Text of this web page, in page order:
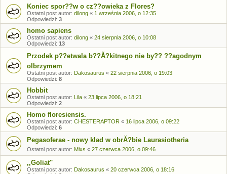
Koniec spor??w o cz??owieka z Flores?
Ostatni post autor: dilong « 1 września 2006, o 12:35
Odpowiedzi: 3
homo sapiens
Ostatni post autor: dilong « 24 sierpnia 2006, o 10:08
Odpowiedzi: 13
Przodek p??etwala b??Ă?kitnego nie by?? ??agodnym
olbrzymem
Ostatni post autor: Dakosaurus « 22 sierpnia 2006, o 19:03
Odpowiedzi: 8
Hobbit
Ostatni post autor: Lila « 23 lipca 2006, o 18:21
Odpowiedzi: 2
Homo floresiensis.
Ostatni post autor: CHESTERAPTOR « 16 lipca 2006, o 09:22
Odpowiedzi: 6
Pegasoferae - nowy klad w obrĂ?bie Laurasiotheria
Ostatni post autor: Mixs « 27 czerwca 2006, o 09:46
,,Goliat''
Ostatni post autor: Dakosaurus « 20 czerwca 2006, o 18:16